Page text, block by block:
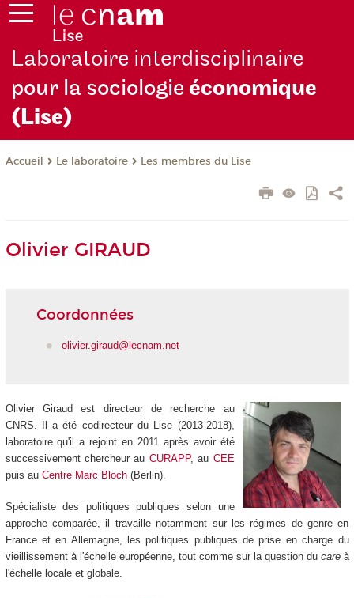
Laboratoire interdisciplinaire
pour la sociologieéconomique
(Lise)
Accueil Le laboratoire Les membres du Lise
Olivier GIRAUD
Coordonnées
olivier.giraud@lecnam.net
Olivier Giraud est directeur de recherche au
CNRS. Il a été codirecteur du Lise (2013-2018),
laboratoire qu'il a rejoint en 2011 après avoir été
successivement chercheur au CURAPP, au CEE
puis au Centre Marc Bloch(Berlin).
Spécialiste des politiques publiques selon une
approche comparée, il travaille notamment sur les régimes de genre en
France et en Allemagne, les politiques publiques de prise en charge du
vieillissement à l'échelle européenne, tout comme sur la question du care à
l'échelle locale et globale.